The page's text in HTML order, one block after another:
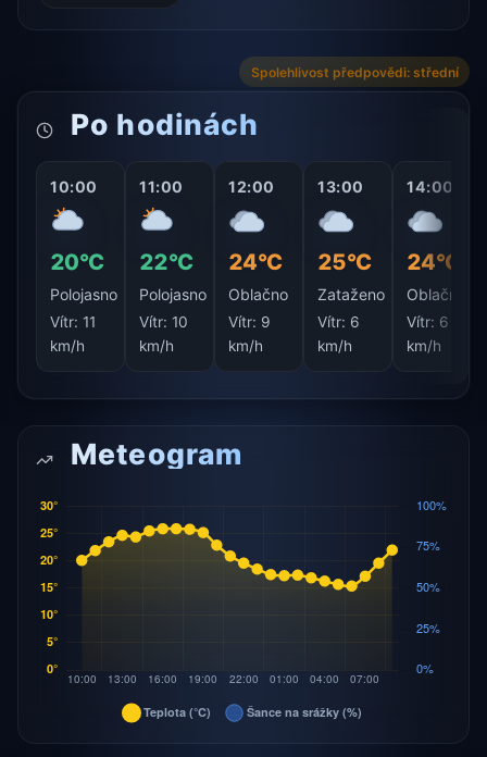
Spolehlivost předpovědi: střední
Po hodinách
10:00
20°C
Polojasno
Vítr: 11
km/h
11:00
22°C
Polojasno
Vítr: 10
km/h
12:00
24°C
Oblačno
Vítr: 9
km/h
13:00
25°C
Zataženo
Vítr: 6
km/h
14:00
24°C
Oblačno
Vítr: 6
km/h
Meteogram